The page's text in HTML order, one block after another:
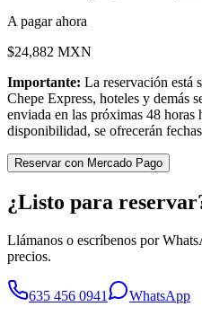
A pagar ahora
$24,882 MXN
Importante: La reservación está
Chepe Express, hoteles y demás
enviada en las próximas 48 horas
disponibilidad, se ofrecerán
Reservar con Mercado Pago
¿Listo para
Llámanos o escríbenos por
precios.
635 456 0941 WhatsApp